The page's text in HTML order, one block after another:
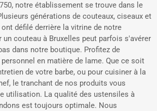
notre établissement se trouve dans le
générations de couteaux, ciseaux et
défilé derrière la vitrine de notre
couteau à Bruxelles peut parfois s'avérer
dans notre boutique. Profitez de
en matière de lame. Que ce soit
de votre barbe, ou pour cuisiner à la
le tranchant de nos produits vous
utilisation. La qualité des ustensiles à
est toujours optimale. Nous